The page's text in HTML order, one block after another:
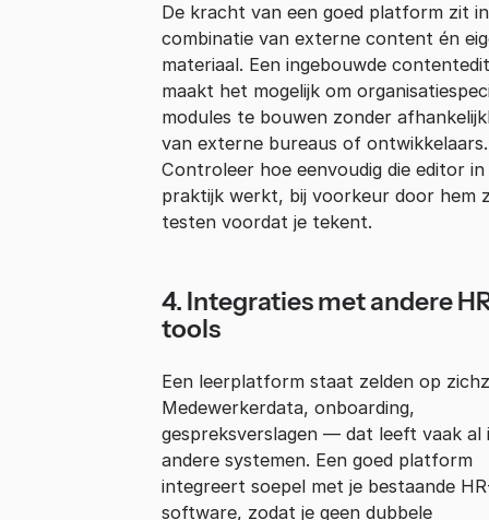
De kracht van een goed platform zit
combinatie van externe content én
materiaal. Een ingebouwde
maakt het mogelijk om
modules te bouwen zonder
van externe bureaus of ontwikkelaars.
Controleer hoe eenvoudig die editor in
praktijk werkt, bij voorkeur door hem
testen voordat je tekent.
4. Integraties met andere
tools
Een leerplatform staat zelden op
Medewerkerdata, onboarding,
gespreksverslagen — dat leeft vaak al
andere systemen. Een goed platform
integreert soepel met je bestaande
software, zodat je geen dubbele